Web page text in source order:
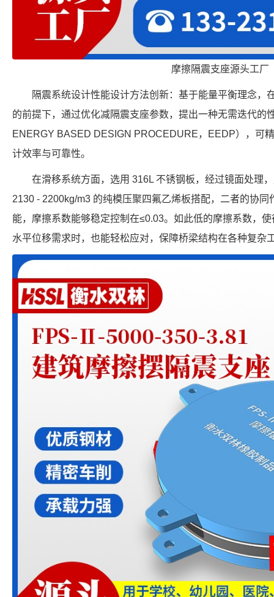
摩擦隔震支座源头工厂
隔震系统设计性能设计方法创新：基于能量平衡理念，
的前提下，通过优化减隔震支座参数，提出一种无需迭代的
ENERGY BASED DESIGN PROCEDURE，EEDP），可
计效率与可靠性。
在滑移系统方面，选用 316L 不锈钢板，经过镜面处理
2130 - 2200kg/m3 的纯模压聚四氟乙烯板搭配，二者的协
能，摩擦系数能够稳定控制在≤0.03。如此低的摩擦系数，
水平位移需求时，也能轻松应对，保障桥梁结构在各种复杂